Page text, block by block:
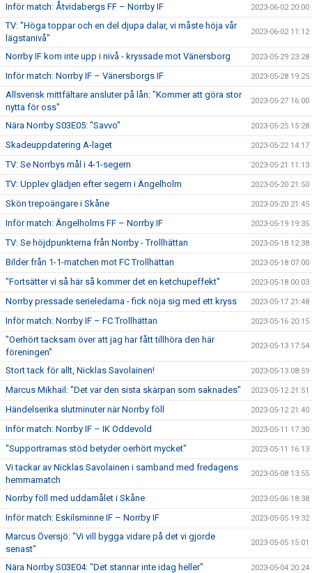
Inför match: Åtvidabergs FF – Norrby IF 2023-06-02 20:00
TV: "Höga toppar och en del djupa dalar, vi måste höja vår
lägstanivå"
2023-06-02 11:12
Norrby IF kom inte upp i nivå - kryssade mot Vänersborg 2023-05-29 23:28
Inför match: Norrby IF – Vänersborgs IF 2023-05-28 19:25
Allsvensk mittfältare ansluter på lån: "Kommer att göra stor
nytta för oss"
2023-05-27 16:00
Nära Norrby S03E05: "Savvo" 2023-05-25 15:28
Skadeuppdatering A-laget 2023-05-22 14:17
TV: Se Norrbys mål i 4-1-segern 2023-05-21 11:13
TV: Upplev glädjen efter segern i Ängelholm 2023-05-20 21:50
Skön trepoängare i Skåne 2023-05-20 21:45
Inför match: Ängelholms FF – Norrby IF 2023-05-19 19:35
TV: Se höjdpunkterna från Norrby - Trollhättan 2023-05-18 12:38
Bilder från 1-1-matchen mot FC Trollhättan 2023-05-18 07:00
"Fortsätter vi så här så kommer det en ketchupeffekt" 2023-05-18 00:03
Norrby pressade serieledarna - fick nöja sig med ett kryss 2023-05-17 21:48
Inför match: Norrby IF – FC Trollhättan 2023-05-16 20:15
"Oerhört tacksam över att jag har fått tillhöra den här
föreningen"
2023-05-13 17:54
Stort tack för allt, Nicklas Savolainen! 2023-05-13 08:59
Marcus Mikhail: "Det var den sista skärpan som saknades" 2023-05-12 21:51
Händelserika slutminuter när Norrby föll 2023-05-12 21:40
Inför match: Norrby IF – IK Oddevold 2023-05-11 17:30
"Supportrarnas stöd betyder oerhört mycket" 2023-05-11 16:13
Vi tackar av Nicklas Savolainen i samband med fredagens
hemmamatch
2023-05-08 13:55
Norrby föll med uddamålet i Skåne 2023-05-06 18:38
Inför match: Eskilsminne IF – Norrby IF 2023-05-05 19:32
Marcus Översjö: "Vi vill bygga vidare på det vi gjorde
senast"
2023-05-05 15:01
Nära Norrby S03E04: "Det stannar inte idag heller" 2023-05-04 20:24